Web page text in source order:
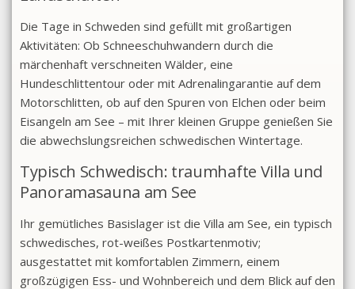
Die Tage in Schweden sind gefüllt mit großartigen
Aktivitäten: Ob Schneeschuhwandern durch die
märchenhaft verschneiten Wälder, eine
Hundeschlittentour oder mit Adrenalingarantie auf dem
Motorschlitten, ob auf den Spuren von Elchen oder beim
Eisangeln am See – mit Ihrer kleinen Gruppe genießen Sie
die abwechslungsreichen schwedischen Wintertage.
Typisch Schwedisch: traumhafte Villa und
Panoramasauna am See
Ihr gemütliches Basislager ist die Villa am See, ein typisch
schwedisches, rot-weißes Postkartenmotiv;
ausgestattet mit komfortablen Zimmern, einem
großzügigen Ess- und Wohnbereich und dem Blick auf den